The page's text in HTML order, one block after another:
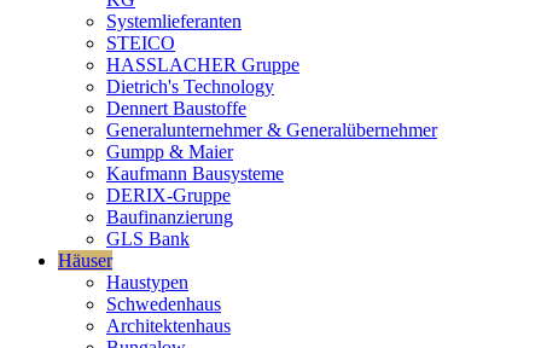
Systemlieferanten
STEICO
HASSLACHER Gruppe
Dietrich's Technology
Dennert Baustoffe
Generalunternehmer & Generalübernehmer
Gumpp & Maier
Kaufmann Bausysteme
DERIX-Gruppe
Baufinanzierung
GLS Bank
Häuser
Haustypen
Schwedenhaus
Architektenhaus